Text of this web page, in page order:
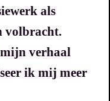
als
volbracht.
verhaal
ik mij meer